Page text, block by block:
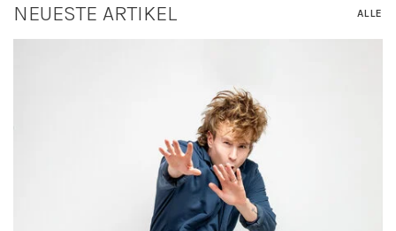
NEUESTE ARTIKEL ALLE